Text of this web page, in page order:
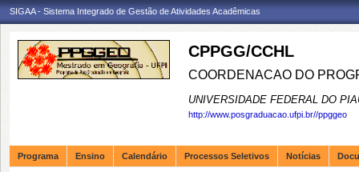
SIGAA - Sistema Integrado de Gestão de Atividades Acadêmicas
CPPGG/CCHL
COORDENACAO DO
UNIVERSIDADE FEDERAL DO
http://www.posgraduacao.ufpi.br//ppggeo
Programa Ensino Calendário Processos Seletivos Notícias